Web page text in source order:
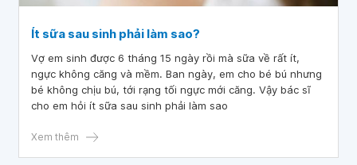
Ít sữa sau sinh phải làm sao?
Vợ em sinh được 6 tháng 15 ngày rồi mà sữa về rất ít,
ngực không căng và mềm. Ban ngày, em cho bé bú nhưng
bé không chịu bú, tới rạng tối ngực mới căng. Vậy bác sĩ
cho em hỏi ít sữa sau sinh phải làm sao
Xem thêm